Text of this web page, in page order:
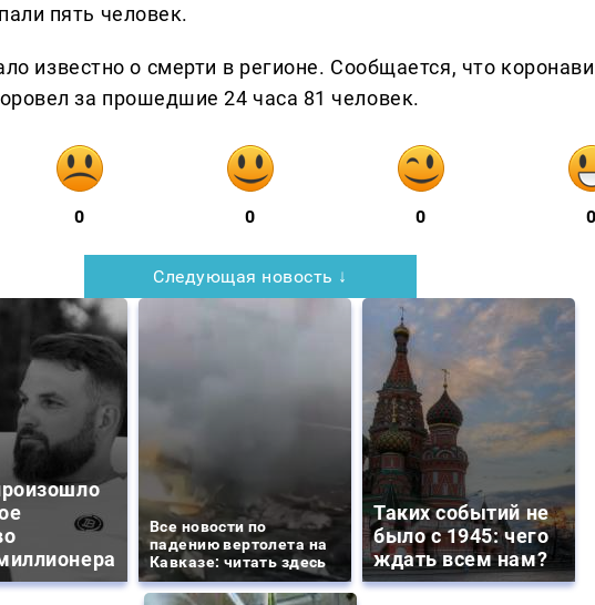
пять человек.
известно о смерти в регионе. Сообщается, что
за прошедшие 24 часа 81 человек.
0 0 0 0
Следующая новость ↓
Все новости по
падению вертолета на
Кавказе: читать здесь
Таких событий не
было с 1945: чего
ждать всем нам?